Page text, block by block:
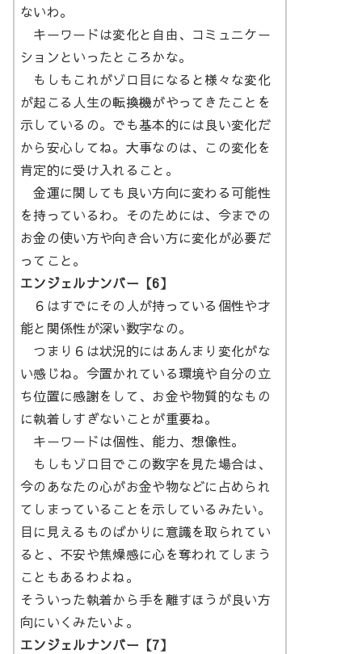
ないわ。
キーワードは変化と自由、コミュニケー
ションといったところかな。
もしもこれがゾロ目になると様々な変化
が起こる人生の転換機がやってきたことを
示しているの。でも基本的には良い変化だ
から安心してね。大事なのは、この変化を
肯定的に受け入れること。
金運に関しても良い方向に変わる可能性
を持っているわ。そのためには、今までの
お金の使い方や向き合い方に変化が必要だ
ってこと。
エンジェルナンバー【6】
６はすでにその人が持っている個性や才
能と関係性が深い数字なの。
つまり６は状況的にはあんまり変化がな
い感じね。今置かれている環境や自分の立
ち位置に感謝をして、お金や物質的なもの
に執着しすぎないことが重要ね。
キーワードは個性、能力、想像性。
もしもゾロ目でこの数字を見た場合は、
今のあなたの心がお金や物などに占められ
てしまっていることを示しているみたい。
目に見えるものばかりに意識を取られてい
ると、不安や焦燥感に心を奪われてしまう
こともあるわよね。
そういった執着から手を離すほうが良い方
向にいくみたいよ。
エンジェルナンバー【7】